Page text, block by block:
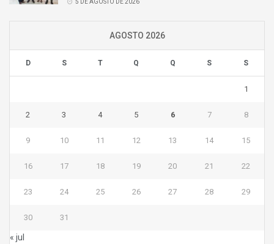
5 DE AGOSTO DE 2026
AGOSTO 2026
D S T Q Q S S
1
2 3 4 5 6 7 8
9 10 11 12 13 14 15
16 17 18 19 20 21 22
23 24 25 26 27 28 29
30 31
« jul